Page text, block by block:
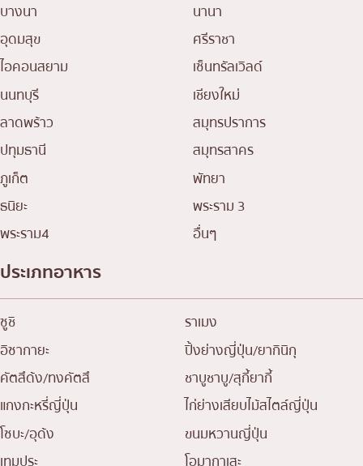
บางนา
นานา
อุดมสุข
ศรีราชา
ไอคอนสยาม
เซ็นทรัลเวิลด์
นนทบุรี
เชียงใหม่
ลาดพร้าว
สมุทรปราการ
ปทุมธานี
สมุทรสาคร
ภูเก็ต
พัทยา
ธนิยะ
พระราม 3
พระราม4
อื่นๆ
ประเภทอาหาร
ซูชิ
ราเมง
อิซากายะ
ปิ้งย่างญี่ปุ่น/ยากินิกุ
คัตสึด้ง/ทงคัตสึ
ชาบูชาบู/สุกี้ยากี้
แกงกะหรี่ญี่ปุ่น
ไก่ย่างเสียบไม้สไตล์ญี่ปุ่น
โซบะ/อุด้ง
ขนมหวานญี่ปุ่น